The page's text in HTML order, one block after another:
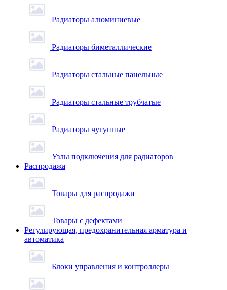
Радиаторы алюминиевые
Радиаторы биметаллические
Радиаторы стальные панельные
Радиаторы стальные трубчатые
Радиаторы чугунные
Узлы подключения для радиаторов
Распродажа
Товары для распродажи
Товары с дефектами
Регулирующая, предохранительная арматура и
автоматика
Блоки управления и контроллеры